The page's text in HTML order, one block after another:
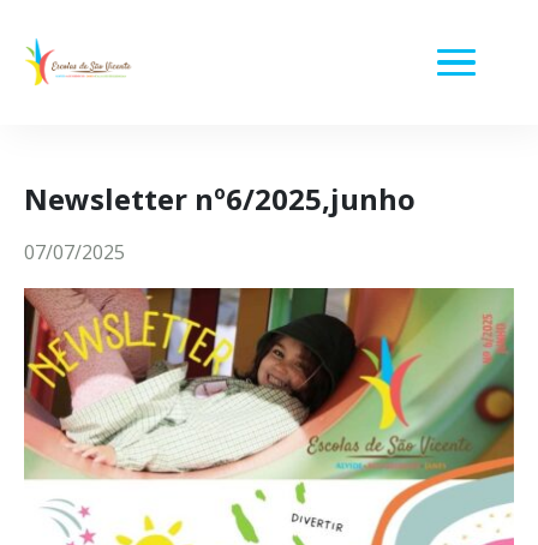
Newsletter nº6/2025,junho
07/07/2025